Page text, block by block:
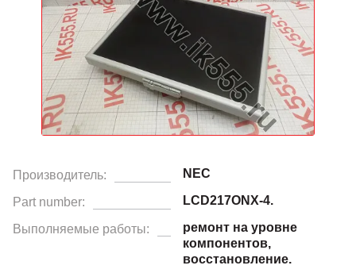
Производитель: NEC
Part number: LCD217ONX-4.
Выполняемые работы:
ремонт на уровне
компонентов,
восстановление.